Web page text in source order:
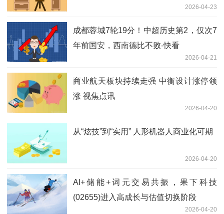
2026-04-23
成都蓉城7轮19分！中超历史第2，仅次7
年前国安，西南德比不败-快看
2026-04-21
商业航天板块持续走强 中衡设计涨停领
涨 视焦点讯
2026-04-20
从“炫技”到“实用” 人形机器人商业化可期
2026-04-20
AI+储能+词元交易共振，果下科技
(02655)进入高成长与估值切换阶段
2026-04-20